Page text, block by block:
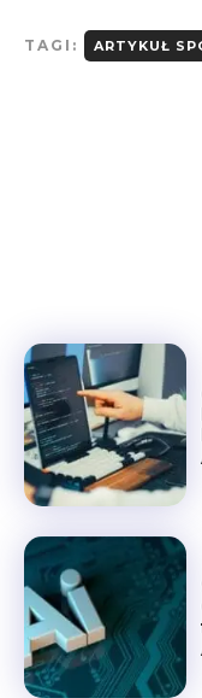
TAGI: ARTYKUŁ